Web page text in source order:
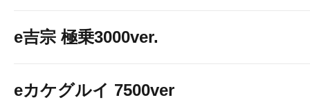
e吉宗 極乗3000ver.
eカケグルイ 7500ver